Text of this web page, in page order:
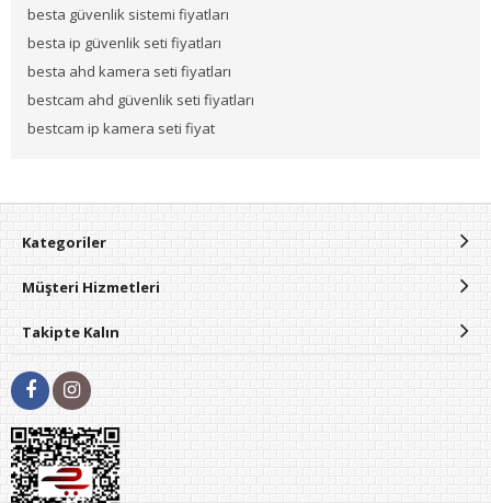
besta güvenlik sistemi fiyatları
besta ip güvenlik seti fiyatları
besta ahd kamera seti fiyatları
bestcam ahd güvenlik seti fiyatları
bestcam ip kamera seti fiyat
Kategoriler
Müşteri Hizmetleri
Takipte Kalın